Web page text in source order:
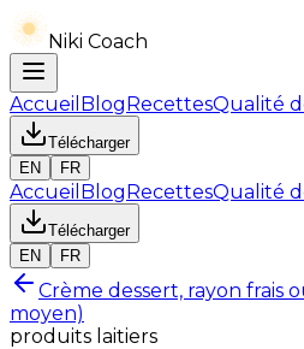
Niki Coach
Accueil BlogRecettesQualité
Télécharger
EN
FR
Accueil BlogRecettesQualité
Télécharger
EN
FR
Crème dessert, rayon frais
moyen)
produits laitiers